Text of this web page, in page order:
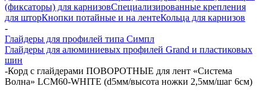
(фиксаторы) для карнизовСпециализированные крепления
для шторКнопки потайные и на лентеКольца для карнизов
-
Глайдеры для профилей типа Симпл
Глайдеры для алюминиевых профилей Grand и пластиковых
шин
-Корд с глайдерами ПОВОРОТНЫЕ для лент «Система
Волна» LCM60-WHITE (d5мм/высота ножки 2,5мм/шаг 6см)